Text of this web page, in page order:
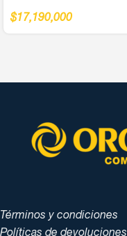
4,5Cm
$17,190,000
Términos y condiciones
Políticas de devoluciones